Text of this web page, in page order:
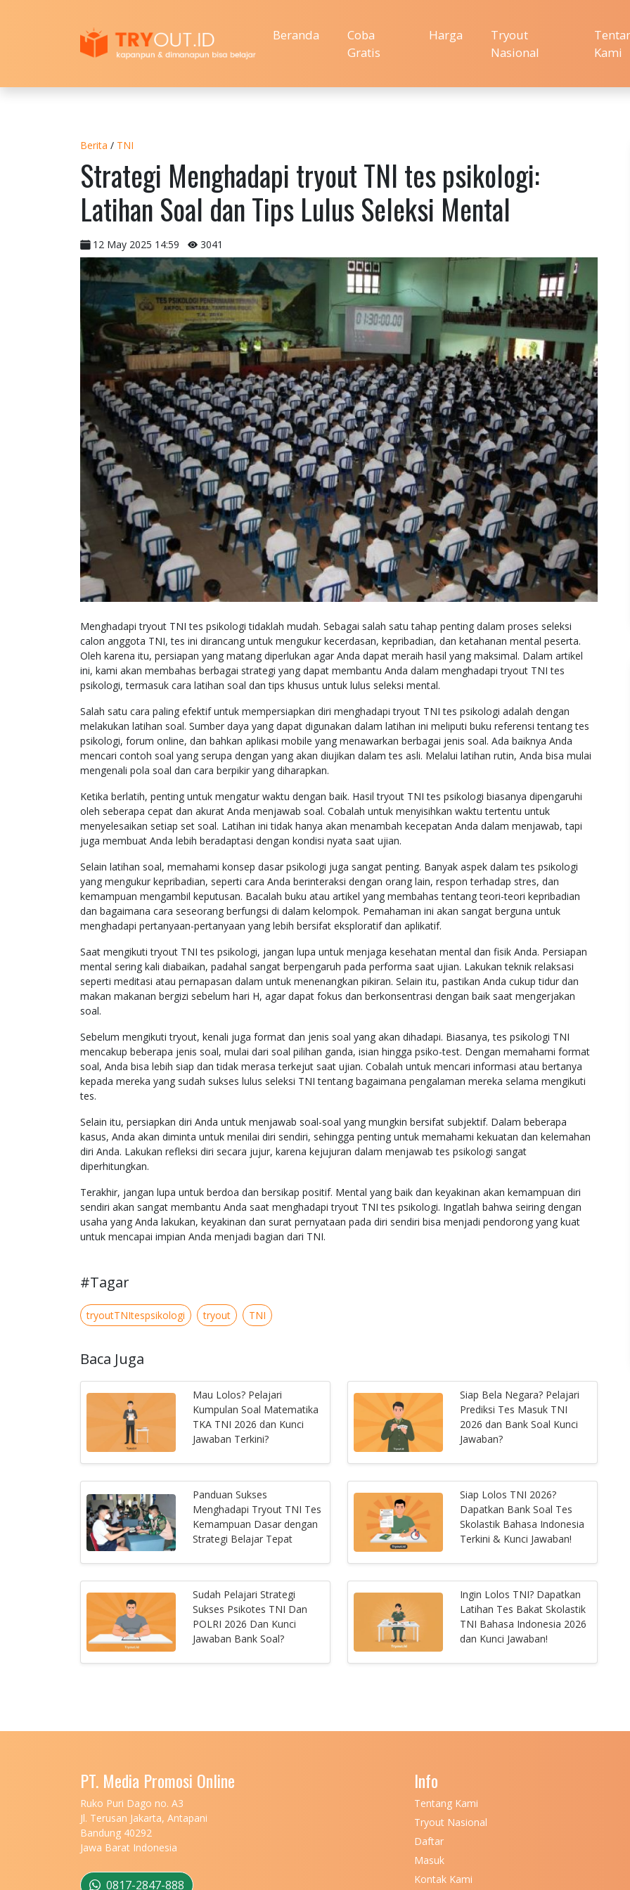
Beranda
Coba
Gratis
Harga
Tryout
Nasional
Kami
Berita / TNI
Strategi Menghadapi tryout TNI tes psikologi:
Latihan Soal dan Tips Lulus Seleksi Mental
12 May 2025 14:59 3041
Menghadapi tryout TNI tes psikologi tidaklah mudah. Sebagai salah satu tahap penting dalam proses seleksi
calon anggota TNI, tes ini dirancang untuk mengukur kecerdasan, kepribadian, dan ketahanan mental peserta.
Oleh karena itu, persiapan yang matang diperlukan agar Anda dapat meraih hasil yang maksimal. Dalam artikel
ini, kami akan membahas berbagai strategi yang dapat membantu Anda dalam menghadapi tryout TNI tes
psikologi, termasuk cara latihan soal dan tips khusus untuk lulus seleksi mental.
Salah satu cara paling efektif untuk mempersiapkan diri menghadapi tryout TNI tes psikologi adalah dengan
melakukan latihan soal. Sumber daya yang dapat digunakan dalam latihan ini meliputi buku referensi tentang tes
psikologi, forum online, dan bahkan aplikasi mobile yang menawarkan berbagai jenis soal. Ada baiknya Anda
mencari contoh soal yang serupa dengan yang akan diujikan dalam tes asli. Melalui latihan rutin, Anda bisa mulai
mengenali pola soal dan cara berpikir yang diharapkan.
Ketika berlatih, penting untuk mengatur waktu dengan baik. Hasil tryout TNI tes psikologi biasanya dipengaruhi
oleh seberapa cepat dan akurat Anda menjawab soal. Cobalah untuk menyisihkan waktu tertentu untuk
menyelesaikan setiap set soal. Latihan ini tidak hanya akan menambah kecepatan Anda dalam menjawab, tapi
juga membuat Anda lebih beradaptasi dengan kondisi nyata saat ujian.
Selain latihan soal, memahami konsep dasar psikologi juga sangat penting. Banyak aspek dalam tes psikologi
yang mengukur kepribadian, seperti cara Anda berinteraksi dengan orang lain, respon terhadap stres, dan
kemampuan mengambil keputusan. Bacalah buku atau artikel yang membahas tentang teori-teori kepribadian
dan bagaimana cara seseorang berfungsi di dalam kelompok. Pemahaman ini akan sangat berguna untuk
menghadapi pertanyaan-pertanyaan yang lebih bersifat eksploratif dan aplikatif.
Saat mengikuti tryout TNI tes psikologi, jangan lupa untuk menjaga kesehatan mental dan fisik Anda. Persiapan
mental sering kali diabaikan, padahal sangat berpengaruh pada performa saat ujian. Lakukan teknik relaksasi
seperti meditasi atau pernapasan dalam untuk menenangkan pikiran. Selain itu, pastikan Anda cukup tidur dan
makan makanan bergizi sebelum hari H, agar dapat fokus dan berkonsentrasi dengan baik saat mengerjakan
soal.
Sebelum mengikuti tryout, kenali juga format dan jenis soal yang akan dihadapi. Biasanya, tes psikologi TNI
mencakup beberapa jenis soal, mulai dari soal pilihan ganda, isian hingga psiko-test. Dengan memahami format
soal, Anda bisa lebih siap dan tidak merasa terkejut saat ujian. Cobalah untuk mencari informasi atau bertanya
kepada mereka yang sudah sukses lulus seleksi TNI tentang bagaimana pengalaman mereka selama mengikuti
tes.
Selain itu, persiapkan diri Anda untuk menjawab soal-soal yang mungkin bersifat subjektif. Dalam beberapa
kasus, Anda akan diminta untuk menilai diri sendiri, sehingga penting untuk memahami kekuatan dan kelemahan
diri Anda. Lakukan refleksi diri secara jujur, karena kejujuran dalam menjawab tes psikologi sangat
diperhitungkan.
Terakhir, jangan lupa untuk berdoa dan bersikap positif. Mental yang baik dan keyakinan akan kemampuan diri
sendiri akan sangat membantu Anda saat menghadapi tryout TNI tes psikologi. Ingatlah bahwa seiring dengan
usaha yang Anda lakukan, keyakinan dan surat pernyataan pada diri sendiri bisa menjadi pendorong yang kuat
untuk mencapai impian Anda menjadi bagian dari TNI.
#Tagar
tryoutTNItespsikologi tryout TNI
Baca Juga
Mau Lolos? Pelajari
Kumpulan Soal Matematika
TKA TNI 2026 dan Kunci
Jawaban Terkini?
Siap Bela Negara? Pelajari
Prediksi Tes Masuk TNI
2026 dan Bank Soal Kunci
Jawaban?
Panduan Sukses
Menghadapi Tryout TNI Tes
Kemampuan Dasar dengan
Strategi Belajar Tepat
Siap Lolos TNI 2026?
Dapatkan Bank Soal Tes
Skolastik Bahasa Indonesia
Terkini & Kunci Jawaban!
Sudah Pelajari Strategi
Sukses Psikotes TNI Dan
POLRI 2026 Dan Kunci
Jawaban Bank Soal?
Ingin Lolos TNI? Dapatkan
Latihan Tes Bakat Skolastik
TNI Bahasa Indonesia 2026
dan Kunci Jawaban!
PT. Media Promosi Online
Ruko Puri Dago no. A3
Jl. Terusan Jakarta, Antapani
Bandung 40292
Jawa Barat Indonesia
0817-2847-888
Info
Tentang Kami
Tryout Nasional
Daftar
Masuk
Kontak Kami